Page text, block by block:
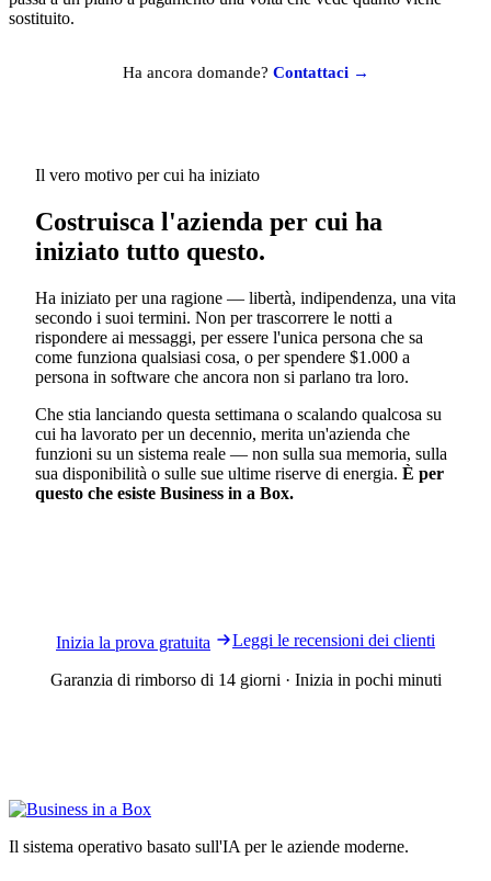
sostituito.
Ha ancora domande? Contattaci →
Il vero motivo per cui ha iniziato
Costruisca l'azienda per cui ha
iniziato tutto questo.
Ha iniziato per una ragione — libertà, indipendenza, una vita
secondo i suoi termini. Non per trascorrere le notti a
rispondere ai messaggi, per essere l'unica persona che sa
come funziona qualsiasi cosa, o per spendere $1.000 a
persona in software che ancora non si parlano tra loro.
Che stia lanciando questa settimana o scalando qualcosa su
cui ha lavorato per un decennio, merita un'azienda che
funzioni su un sistema reale — non sulla sua memoria, sulla
sua disponibilità o sulle sue ultime riserve di energia. È per
questo che esiste Business in a Box.
Inizia la prova gratuita Leggi le recensioni dei clienti
Garanzia di rimborso di 14 giorni · Inizia in pochi minuti
Il sistema operativo basato sull'IA per le aziende moderne.